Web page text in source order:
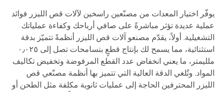
يوفّر اختيار المعدات من مصنّعين راسخين لآلات قص الليزر فوائد
عملية عديدة تؤثر مباشرةً على صافي أرباحك وكفاءة عملياتك
التشغيلية. أولاً، يقدّم مصنعو آلات قص الليزر أنظمةً تتميّز بدقة
استثنائية، مما يسمح لك بإنتاج قطعٍ بتسامحات تصل إلى ٠٫٠٢٥
ملليمتر، ما يعني انخفاض عدد القطع المرفوضة وتخفيض تكاليف
المواد. وتُلغي الدقة العالية التي تتميز بها أنظمة مصنّعي قص
الليزر المحترفين الحاجة إلى عمليات ثانوية مكلفة مثل الطحن أو